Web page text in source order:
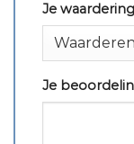
Je waardering
Je